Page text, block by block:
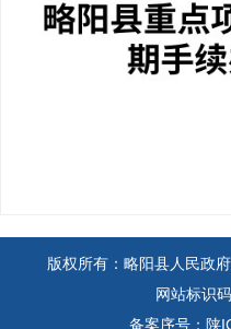
版权所有：略阳县人民政
网站标识
备案序号：陕